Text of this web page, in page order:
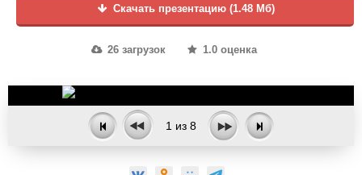
Скачать презентацию (1.48 Мб)
26 загрузок 1.0 оценка
1 из 8